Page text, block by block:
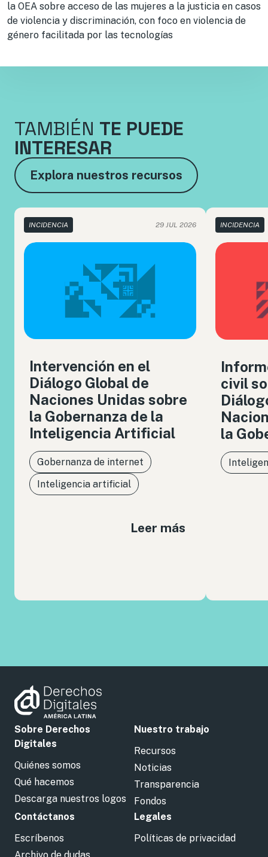
la OEA sobre acceso de las mujeres a la justicia en casos
de violencia y discriminación, con foco en violencia de
género facilitada por las tecnologías
TAMBIÉN TE PUEDE
INTERESAR
Explora nuestros recursos
INCIDENCIA 29 JUL 2026
Intervención en el
Diálogo Global de
Naciones Unidas sobre
la Gobernanza de la
Inteligencia Artificial
Gobernanza de internet
Inteligencia artificial
Leer más
INCIDENCIA
civil
la
Sobre Derechos
Digitales
Quiénes somos
Qué hacemos
Descarga nuestros logos
Nuestro trabajo
Recursos
Noticias
Transparencia
Fondos
Contáctanos
Escríbenos
Legales
Políticas de privacidad